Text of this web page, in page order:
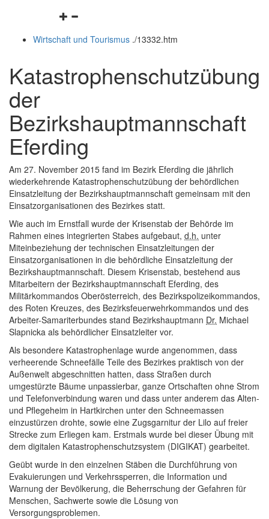
Navigationsmenü
und
Wirtschaft und Tourismus ./13332.htm
Katastrophenschutzübung
der
Bezirkshauptmannschaft
Eferding
Am 27. November 2015 fand im Bezirk Eferding die jährlich
wiederkehrende Katastrophenschutzübung der behördlichen
Einsatzleitung der Bezirkshauptmannschaft gemeinsam mit den
Einsatzorganisationen des Bezirkes statt.
Wie auch im Ernstfall wurde der Krisenstab der Behörde im
Rahmen eines integrierten Stabes aufgebaut, d.h. unter
Miteinbeziehung der technischen Einsatzleitungen der
Einsatzorganisationen in die behördliche Einsatzleitung der
Bezirkshauptmannschaft. Diesem Krisenstab, bestehend aus
Mitarbeitern der Bezirkshauptmannschaft Eferding, des
Militärkommandos Oberösterreich, des Bezirkspolizeikommandos,
des Roten Kreuzes, des Bezirksfeuerwehrkommandos und des
Arbeiter-Samariterbundes stand Bezirkshauptmann Dr. Michael
Slapnicka als behördlicher Einsatzleiter vor.
Als besondere Katastrophenlage wurde angenommen, dass
verheerende Schneefälle Teile des Bezirkes praktisch von der
Außenwelt abgeschnitten hatten, dass Straßen durch
umgestürzte Bäume unpassierbar, ganze Ortschaften ohne Strom
und Telefonverbindung waren und dass unter anderem das Alten-
und Pflegeheim in Hartkirchen unter den Schneemassen
einzustürzen drohte, sowie eine Zugsgarnitur der Lilo auf freier
Strecke zum Erliegen kam. Erstmals wurde bei dieser Übung mit
dem digitalen Katastrophenschutzsystem (DIGIKAT) gearbeitet.
Geübt wurde in den einzelnen Stäben die Durchführung von
Evakuierungen und Verkehrssperren, die Information und
Warnung der Bevölkerung, die Beherrschung der Gefahren für
Menschen, Sachwerte sowie die Lösung von
Versorgungsproblemen.